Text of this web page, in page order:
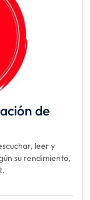
de
leer y
su rendimiento,